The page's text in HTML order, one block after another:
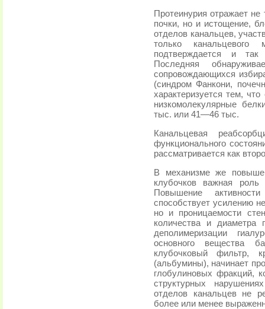
Протеинурия отражает не
почки, но и истощение,
отделов канальцев,
только канальцевого
подтверждается и так
Последняя
сопровождающихся
(синдром Фанкони,
характеризуется тем,
низкомолекулярные
тыс. или 41—46 тыс.
Канальцевая
функционального
рассматривается как
В механизме же
клубочков важная роль
Повышение
способствует усилению
но и проницаемости
количества и диаметра
деполимеризации
основного вещества
клубочковый фильтр,
(альбумины), начинает
глобулиновых фракций,
структурных
отделов канальцев не
более или менее